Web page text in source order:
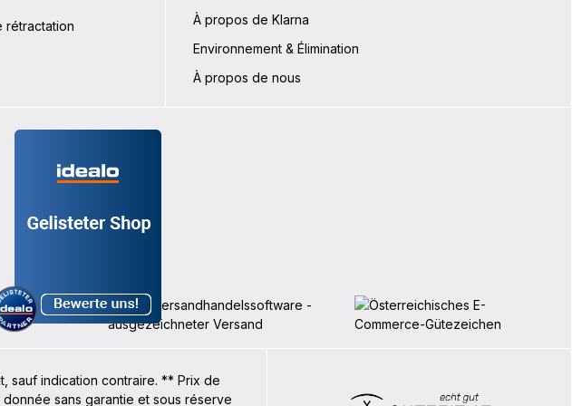
rétractation
À propos de Klarna
Environnement & Élimination
À propos de nous
sauf indication contraire. ** Prix de
sans garantie et sous réserve